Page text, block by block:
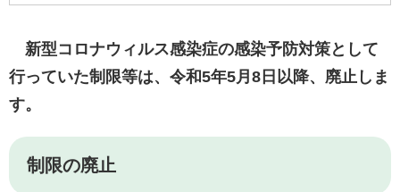
新型コロナウィルス感染症の感染予防対策として
行っていた制限等は、令和5年5月8日以降、廃止しま
す。
制限の廃止